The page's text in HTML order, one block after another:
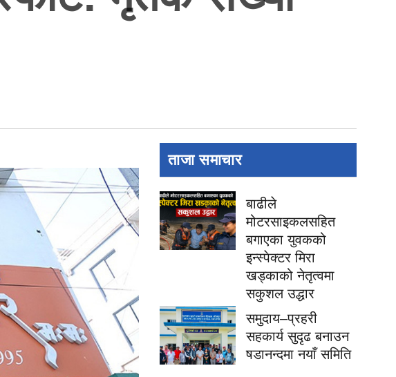
ताजा समाचार
बाढीले
मोटरसाइकलसहित
बगाएका युवकको
इन्स्पेक्टर मिरा
खड्काको नेतृत्वमा
सकुशल उद्धार
समुदाय–प्रहरी
सहकार्य सुदृढ बनाउन
षडानन्दमा नयाँ समिति